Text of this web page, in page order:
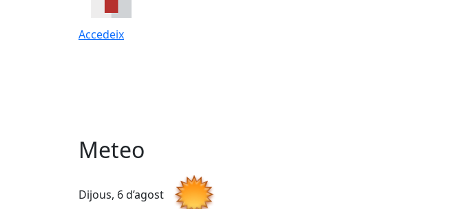
Accedeix
Meteo
Dijous, 6 d’agost